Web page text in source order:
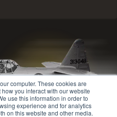
computer. These cookies are
you interact with our website
use this information in order to
experience and for analytics
on this website and other media.